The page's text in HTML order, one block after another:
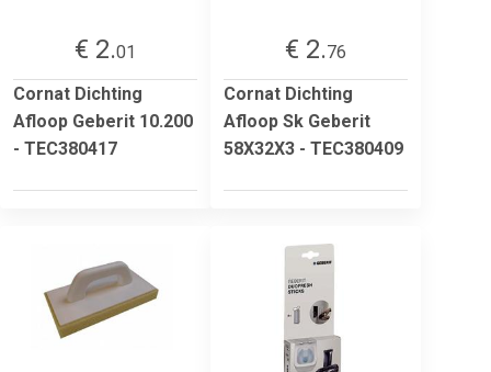
€ 2.01
Cornat Dichting
Afloop Geberit 10.200
- TEC380417
€ 2.76
Cornat Dichting
Afloop Sk Geberit
58X32X3 - TEC380409